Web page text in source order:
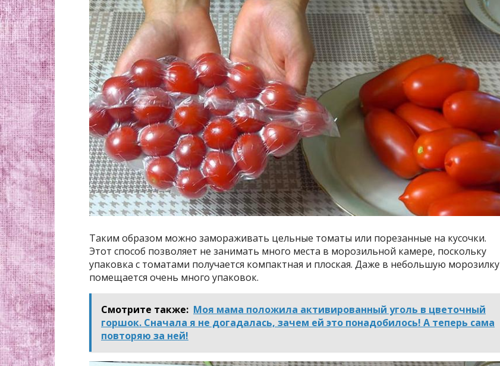
Таким образом можно замораживать цельные томаты или порезанные на кусочки.
Этот способ позволяет не занимать много места в морозильной камере, поскольку
упаковка с томатами получается компактная и плоская. Даже в небольшую морозилку
помещается очень много упаковок.
Смотрите также: Моя мама положила активированный уголь в цветочный
горшок. Сначала я не догадалась, зачем ей это понадобилось! А теперь сама
повторяю за ней!